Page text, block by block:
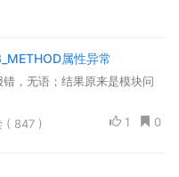
属性异常
，无语；结果原来是模块问
0
1
( 847 )